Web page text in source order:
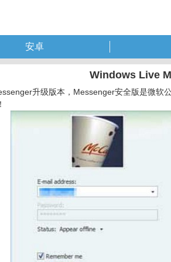
安卓
Windows Live
升级版本，Messenger安全版是微